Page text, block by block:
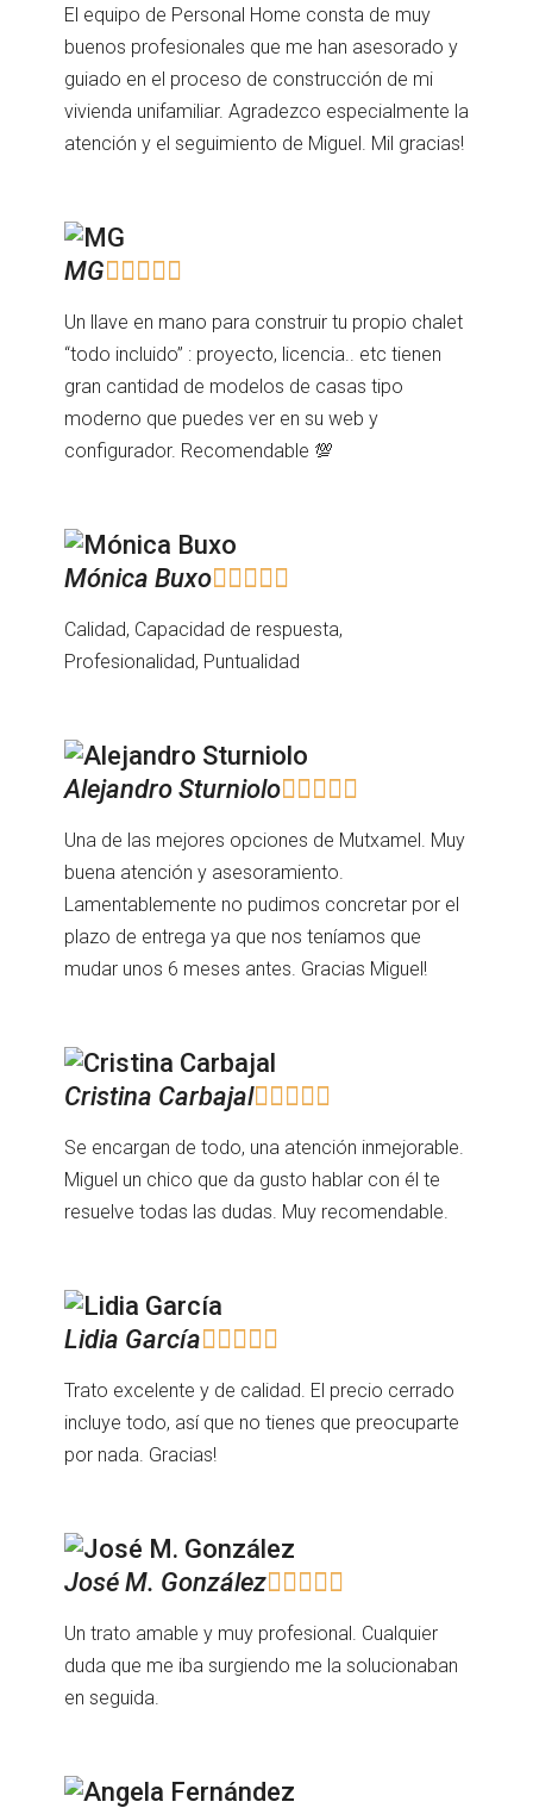
El equipo de Personal Home consta de muy
buenos profesionales que me han asesorado y
guiado en el proceso de construcción de mi
vivienda unifamiliar. Agradezco especialmente la
atención y el seguimiento de Miguel. Mil gracias!
MG
Un llave en mano para construir tu propio chalet
“todo incluido” : proyecto, licencia.. etc tienen
gran cantidad de modelos de casas tipo
moderno que puedes ver en su web y
configurador. Recomendable 💯
Mónica Buxo
Calidad, Capacidad de respuesta,
Profesionalidad, Puntualidad
Alejandro Sturniolo
Una de las mejores opciones de Mutxamel. Muy
buena atención y asesoramiento.
Lamentablemente no pudimos concretar por el
plazo de entrega ya que nos teníamos que
mudar unos 6 meses antes. Gracias Miguel!
Cristina Carbajal
Se encargan de todo, una atención inmejorable.
Miguel un chico que da gusto hablar con él te
resuelve todas las dudas. Muy recomendable.
Lidia García
Trato excelente y de calidad. El precio cerrado
incluye todo, así que no tienes que preocuparte
por nada. Gracias!
José M. González
Un trato amable y muy profesional. Cualquier
duda que me iba surgiendo me la solucionaban
en seguida.